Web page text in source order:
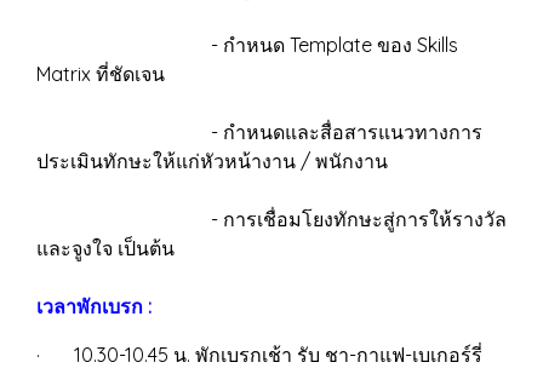
- กำหนด Template ของ Skills
Matrix ที่ชัดเจน
- กำหนดและสื่อสารแนวทางการ
ประเมินทักษะให้แก่หัวหน้างาน / พนักงาน
- การเชื่อมโยงทักษะสู่การให้รางวัล
และจูงใจ เป็นต้น
เวลาพักเบรก :
· 10.30-10.45 น. พักเบรกเช้า รับ ชา-กาแฟ-เบเกอร์รี่